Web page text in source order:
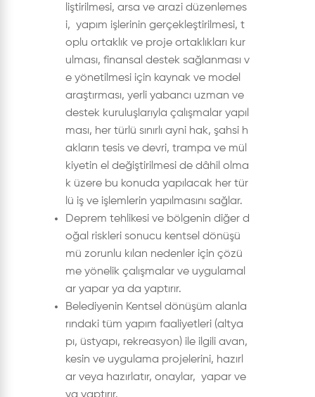
liştirilmesi, arsa ve arazi düzenlemes
i, yapım işlerinin gerçekleştirilmesi, t
oplu ortaklık ve proje ortaklıkları kur
ulması, finansal destek sağlanması v
e yönetilmesi için kaynak ve model
araştırması, yerli yabancı uzman ve
destek kuruluşlarıyla çalışmalar yapıl
ması, her türlü sınırlı ayni hak, şahsi h
akların tesis ve devri, trampa ve mül
kiyetin el değiştirilmesi de dâhil olma
k üzere bu konuda yapılacak her tür
lü iş ve işlemlerin yapılmasını sağlar.
Deprem tehlikesi ve bölgenin diğer d
oğal riskleri sonucu kentsel dönüşü
mü zorunlu kılan nedenler için çözü
me yönelik çalışmalar ve uygulamal
ar yapar ya da yaptırır.
Belediyenin Kentsel dönüşüm alanla
rındaki tüm yapım faaliyetleri (altya
pı, üstyapı, rekreasyon) ile ilgili avan,
kesin ve uygulama projelerini, hazırl
ar veya hazırlatır, onaylar, yapar ve